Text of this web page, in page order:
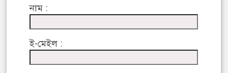
নাম :
ই-মেইল :